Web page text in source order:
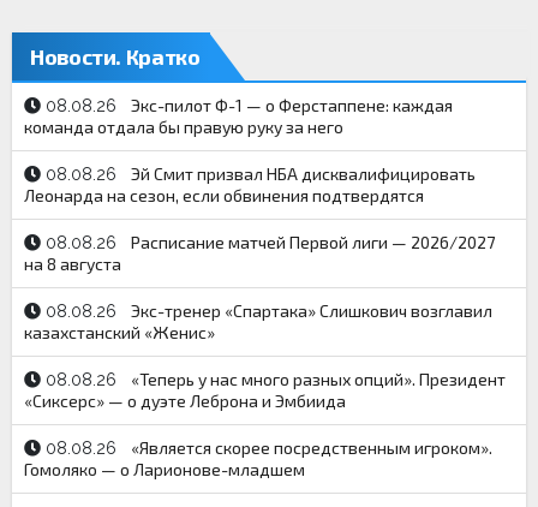
Новости. Кратко
08.08.26
Экс-пилот Ф-1 — о Ферстаппене: каждая
команда отдала бы правую руку за него
08.08.26
Эй Смит призвал НБА дисквалифицировать
Леонарда на сезон, если обвинения подтвердятся
08.08.26
Расписание матчей Первой лиги — 2026/2027
на 8 августа
08.08.26
Экс-тренер «Спартака» Слишкович возглавил
казахстанский «Женис»
08.08.26
«Теперь у нас много разных опций». Президент
«Сиксерс» — о дуэте Леброна и Эмбиида
08.08.26
«Является скорее посредственным игроком».
Гомоляко — о Ларионове-младшем